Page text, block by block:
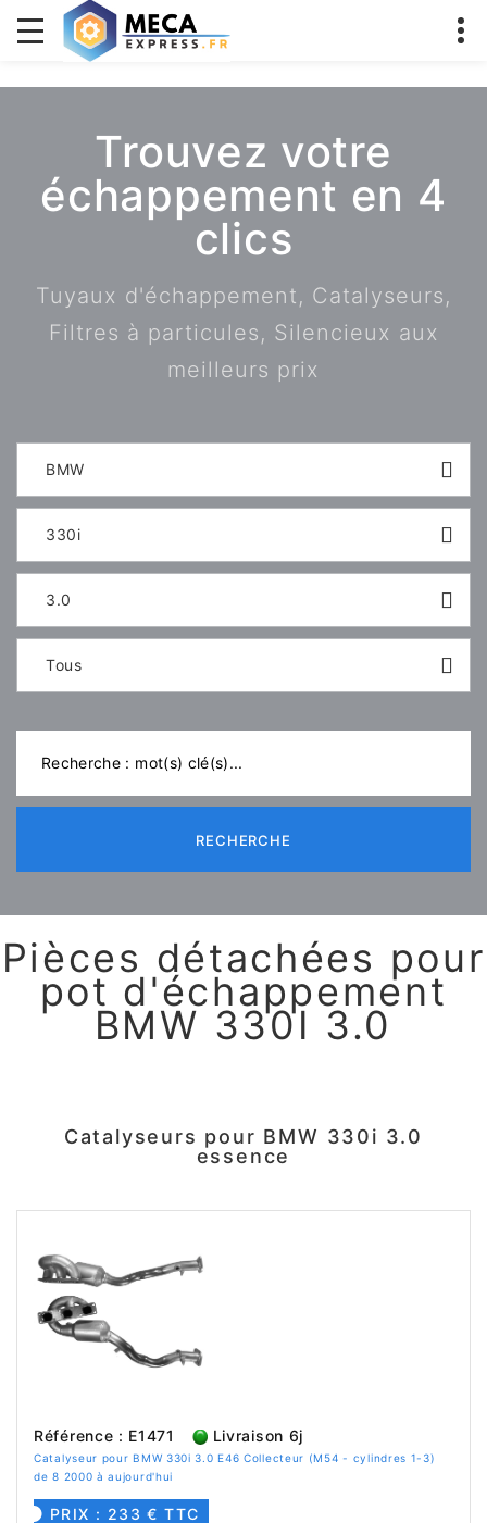
Trouvez votre
échappement en 4
clics
Tuyaux d'échappement, Catalyseurs,
Filtres à particules, Silencieux aux
meilleurs prix
BMW
330i
3.0
Tous
RECHERCHE
Pièces détachées pour
pot d'échappement
BMW 330I 3.0
Catalyseurs pour BMW 330i 3.0
essence
Référence : E1471 Livraison 6j
Catalyseur pour BMW 330i 3.0 E46 Collecteur (M54 - cylindres 1-3)
de 8 2000 à aujourd'hui
PRIX : 233 € TTC